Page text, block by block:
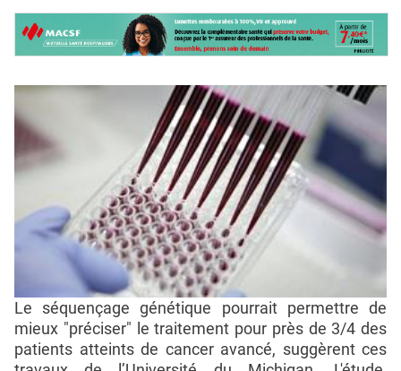
Le séquençage génétique pourrait permettre de
mieux "préciser" le traitement pour près de 3/4 des
patients atteints de cancer avancé, suggèrent ces